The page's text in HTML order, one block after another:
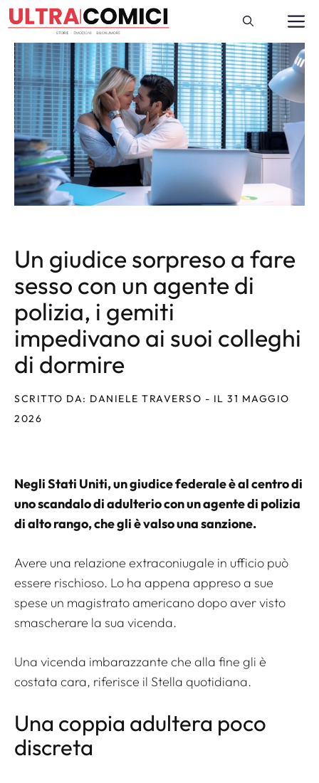
Vai
al
contenuto
Un giudice sorpreso a fare
sesso con un agente di
polizia, i gemiti
impedivano ai suoi colleghi
di dormire
SCRITTO DA: DANIELE TRAVERSO - IL 31 MAGGIO
2026
Negli Stati Uniti, un giudice federale è al centro di
uno scandalo di adulterio con un agente di polizia
di alto rango, che gli è valso una sanzione.
Avere una relazione extraconiugale in ufficio può
essere rischioso. Lo ha appena appreso a sue
spese un magistrato americano dopo aver visto
smascherare la sua vicenda.
Una vicenda imbarazzante che alla fine gli è
costata cara, riferisce il Stella quotidiana.
Una coppia adultera poco
discreta